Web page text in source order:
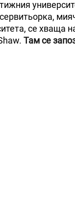
се хваща
Там се